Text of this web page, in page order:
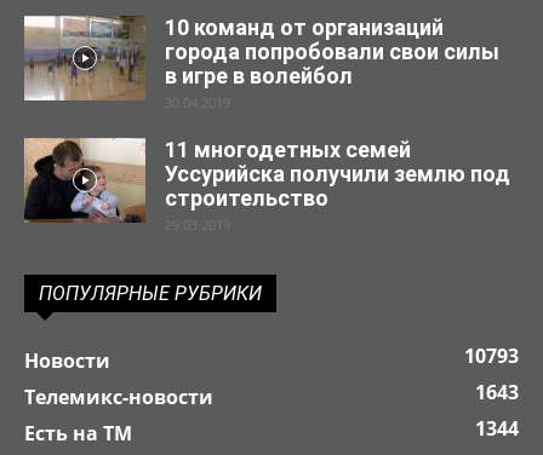
10 команд от организаций
города попробовали свои силы
в игре в волейбол
30.04.2019
11 многодетных семей
Уссурийска получили землю под
строительство
29.03.2019
ПОПУЛЯРНЫЕ РУБРИКИ
Новости
10793
Телемикс-новости
1643
Есть на ТМ
1344